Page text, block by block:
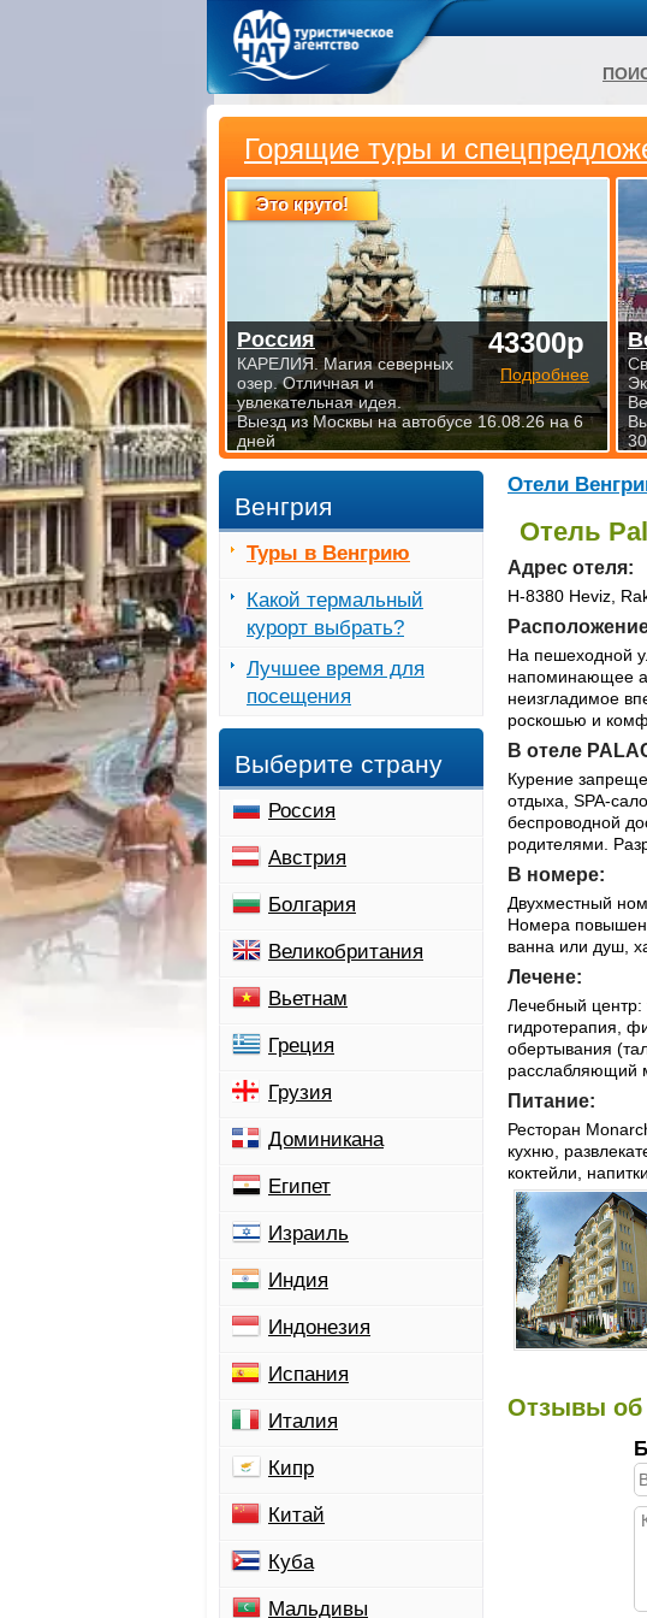
Отели
Отель
Адрес отеля:
H-8380 Heviz,
На пешеходной
напоминающее
неизгладимое
роскошью и
В отеле
Курение
отдыха, SPA-
беспроводной
родителями.
В номере:
Двухместный
Номера
ванна или душ,
Лечене:
Лечебный центр:
гидротерапия,
обертывания
расслабляющий
Питание:
Ресторан
кухню,
коктейли,
Отзывы об
Венгрия
Туры в Венгрию
Какой термальный
курорт выбрать?
Лучшее время для
посещения
Выберите страну
Россия
Австрия
Болгария
Великобритания
Вьетнам
Греция
Грузия
Доминикана
Египет
Израиль
Индия
Индонезия
Испания
Италия
Кипр
Китай
Куба
Мальдивы
Горящие туры и
Это круто!
43300р
Подробнее
Россия
КАРЕЛИЯ. Магия северных
озер. Отличная и
увлекательная идея.
Выезд из Москвы на автобусе 16.08.26 на 6
дней